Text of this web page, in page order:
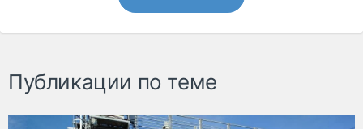
Публикации по теме